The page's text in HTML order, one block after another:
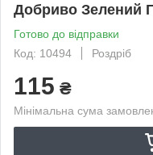
Добриво Зелений
Готово до відправки
Код: 10494
Роздріб
115 ₴
Мінімальна сума